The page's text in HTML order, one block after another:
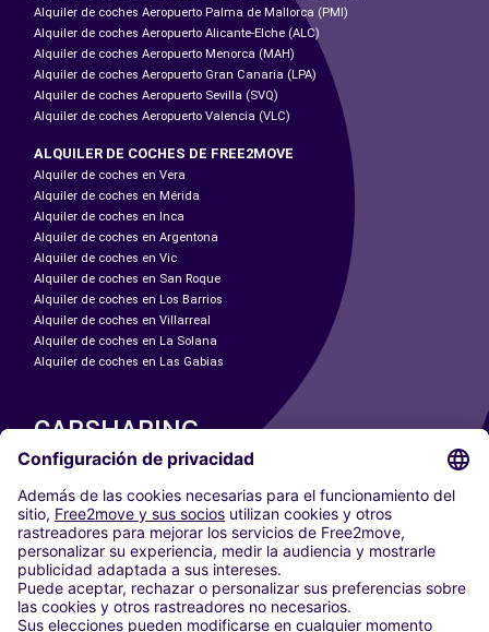
Alquiler de coches Aeropuerto Palma de Mallorca (PMI)
Alquiler de coches Aeropuerto Alicante-Elche (ALC)
Alquiler de coches Aeropuerto Menorca (MAH)
Alquiler de coches Aeropuerto Gran Canaria (LPA)
Alquiler de coches Aeropuerto Sevilla (SVQ)
Alquiler de coches Aeropuerto Valencia (VLC)
ALQUILER DE COCHES DE FREE2MOVE
Alquiler de coches en Vera
Alquiler de coches en Mérida
Alquiler de coches en Inca
Alquiler de coches en Argentona
Alquiler de coches en Vic
Alquiler de coches en San Roque
Alquiler de coches en Los Barrios
Alquiler de coches en Villarreal
Alquiler de coches en La Solana
Alquiler de coches en Las Gabias
CARSHARING
NUESTRAS CIUDADES
Paris
Madrid
Washington DC
Milán
Roma
Turín
Viena